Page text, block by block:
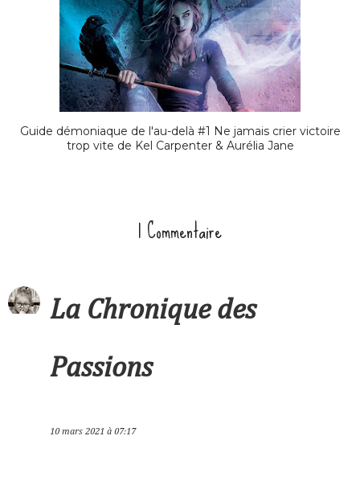
Guide démoniaque de l'au-delà #1 Ne jamais crier victoire
trop vite de Kel Carpenter & Aurélia Jane
1 Commentaire
La Chronique des
Passions
10 mars 2021 à 07:17